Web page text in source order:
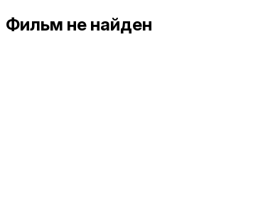
Фильм не найден